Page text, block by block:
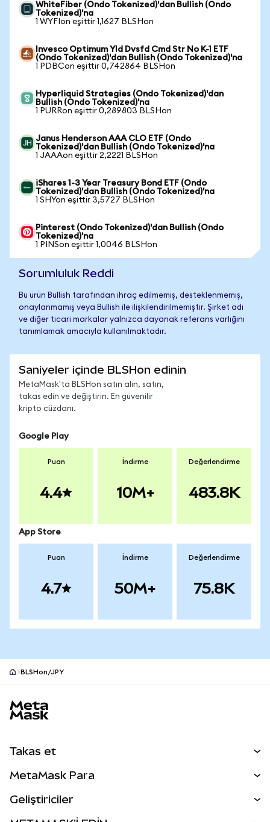
WhiteFiber (Ondo Tokenized)'dan Bullish (Ondo
Tokenized)'na
1 WYFIon eşittir 1,1627 BLSHon
Invesco Optimum Yld Dvsfd Cmd Str No K-1 ETF
(Ondo Tokenized)'dan Bullish (Ondo Tokenized)'na
1 PDBCon eşittir 0,742864 BLSHon
Hyperliquid Strategies (Ondo Tokenized)'dan
Bullish (Ondo Tokenized)'na
1 PURRon eşittir 0,289803 BLSHon
Janus Henderson AAA CLO ETF (Ondo
Tokenized)'dan Bullish (Ondo Tokenized)'na
1 JAAAon eşittir 2,2221 BLSHon
iShares 1-3 Year Treasury Bond ETF (Ondo
Tokenized)'dan Bullish (Ondo Tokenized)'na
1 SHYon eşittir 3,5727 BLSHon
Pinterest (Ondo Tokenized)'dan Bullish (Ondo
Tokenized)'na
1 PINSon eşittir 1,0046 BLSHon
Sorumluluk Reddi
Bu ürün Bullish tarafından ihraç edilmemiş, desteklenmemiş,
onaylanmamış veya Bullish ile ilişkilendirilmemiştir. Şirket adı
ve diğer ticari markalar yalnızca dayanak referans varlığını
tanımlamak amacıyla kullanılmaktadır.
Saniyeler içinde BLSHon edinin
MetaMask'ta BLSHon satın alın, satın,
takas edin ve değiştirin. En güvenilir
kripto cüzdanı.
Google Play
Puan
4.4
İndirme
10M+
Değerlendirme
483.8K
App Store
Puan
4.7
İndirme
50M+
Değerlendirme
75.8K
BLSHon/JPY
Takas et
Perps
MetaMask Para
Geliştiriciler